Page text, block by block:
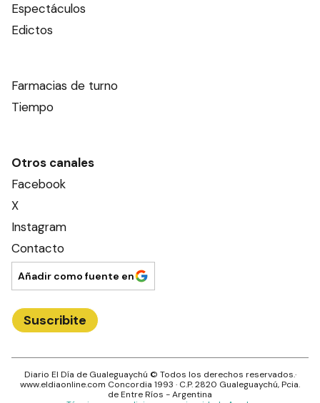
Espectáculos
Edictos
Farmacias de turno
Tiempo
Otros canales
Facebook
X
Instagram
Contacto
Añadir como fuente en
Suscribite
Diario El Día de Gualeguaychú © Todos los derechos reservados.·
www.eldiaonline.com Concordia 1993 · C.P.2820 Gualeguaychú, Pcia.
deEntre Ríos - Argentina